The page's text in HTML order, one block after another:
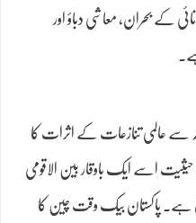
کے بحران، معاشی دباؤ اور
وجہ سے عالمی تنازعات کے اثرات کا
حیثیت اسے ایک باوقار بین الاقومی
ہے۔ پاکستان بیک وقت چین کا